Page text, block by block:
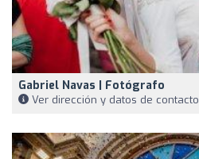
Gabriel Navas | Fotógrafo
Ver dirección y datos de contacto